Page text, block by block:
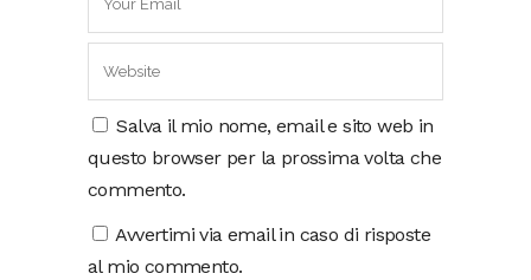
Salva il mio nome, email e sito web in
questo browser per la prossima volta che
commento.
Avvertimi via email in caso di risposte
al mio commento.